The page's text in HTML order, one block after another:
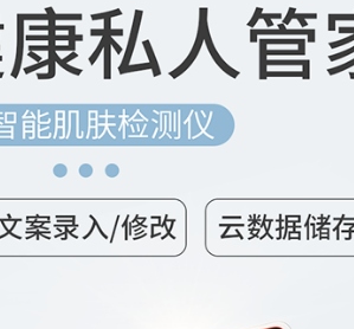
用了就回不去的清洁抗老美容仪器
无须导入美容仪！3招提升肌肤饱满度
靠眼霜改善黑眼圈？美容仪厂家：这类型擦了